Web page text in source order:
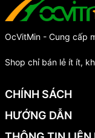
OcVitMin - Cung cấp
Shop chỉ bán lẻ ít ít,
CHÍNH SÁCH
HƯỚNG DẪN